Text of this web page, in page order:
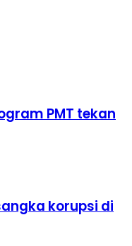
PMT tekan
korupsi di